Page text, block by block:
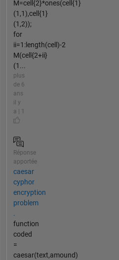
M=cell{2}*ones(cell{1}
(1,1),cell{1}
(1,2));
for
ii=1:length(cell)-2
M(cell{2+ii}
(1...
plus
de 6
ans
il y
a | 1
Réponse
apportée
caesar
cyphor
encryption
problem
.
function
coded
=
caesar(text,amound)